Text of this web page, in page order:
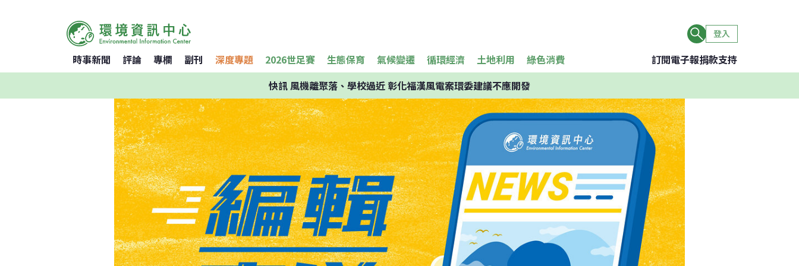
登入
時事新聞 評論 專欄 副刊 深度專題 2026世足賽 生態保育 氣候變遷 循環經濟 土地利用 綠色消費 訂閱電子報捐款支持
快訊風機離聚落、學校過近 彰化福漢風電案環委建議不應開發